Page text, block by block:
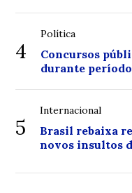
4
Política
Concursos
durante
5
Internacional
Brasil rebaixa
novos insultos